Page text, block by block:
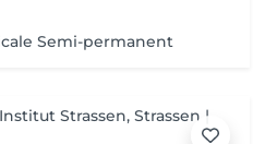
Semi-permanent